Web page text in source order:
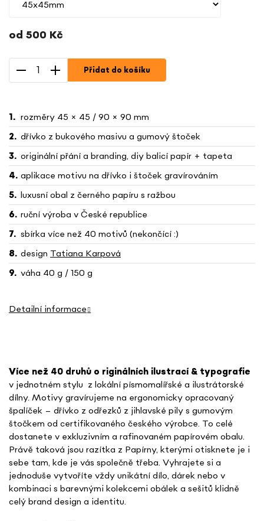
od 500 Kč
cena:
Přidat do košíku
rozměry 45 × 45 / 90 × 90 mm
dřívko z bukového masivu a gumový štoček
originální přání a branding, diy balicí papír + tapeta
aplikace motivu na dřívko i štoček gravírováním
luxusní obal z černého papíru s ražbou
ruční výroba v České republice
sbírka více než 40 motivů (nekončící :)
design Tatiana Karpová
váha 40 g / 150 g
Detailní informace
Více než 40 druhů o riginálních ilustrací & typografie
v jednotném stylu z lokální písmomalířské a ilustrátorské
dílny. Motivy gravírujeme na ergonomicky opracovaný
špalíček – dřívko z odřezků z jihlavské pily s gumovým
štočkem od certifikovaného českého výrobce. To celé
dostanete v exkluzivním a rafinovaném papírovém obalu.
Právě taková jsou razítka z Papírny, kterými otisknete je i
sebe tam, kde je vás společně třeba. Vyhrajete si a
jednoduše vytvoříte vždy unikátní dílo, dárek nebo v
kombinaci s barevnými kolekcemi obálek a sešitů klidně
celý brand design a identitu.